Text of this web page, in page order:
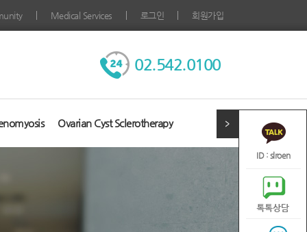
Medical Services 로그인 회원가입
02.542.0100
Ovarian Cyst Sclerotherapy
ID : slroen